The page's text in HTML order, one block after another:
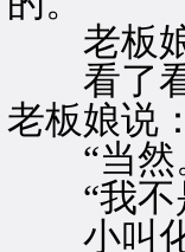
老板娘
看了看
老板娘说
“当然。
“我不是
小叫化